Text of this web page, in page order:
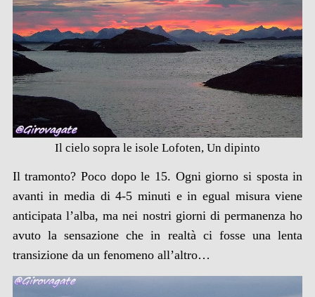
Il cielo sopra le isole Lofoten, Un dipinto
Il tramonto? Poco dopo le 15. Ogni giorno si sposta in
avanti in media di 4-5 minuti e in egual misura viene
anticipata l’alba, ma nei nostri giorni di permanenza ho
avuto la sensazione che in realtà ci fosse una lenta
transizione da un fenomeno all’altro…